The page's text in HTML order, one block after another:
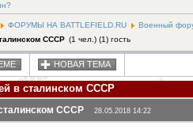
ФОРУМЫ НА BATTLEFIELD.RU
Военный
СССР (1 чел.) (1) гость
НОВАЯ ТЕМА
в сталинском СССР
СССР 28.05.2018 14:22